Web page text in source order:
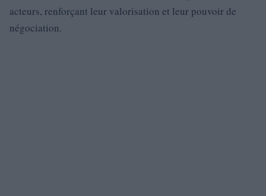
acteurs, renforçant leur valorisation et leur pouvoir de
négociation.